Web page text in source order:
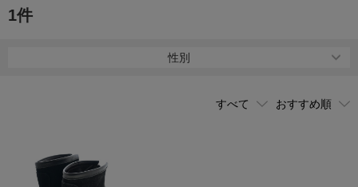
る。
リラックスとモードを兼ね備えたアイテムに変わり、シーズンの異
1件
性別